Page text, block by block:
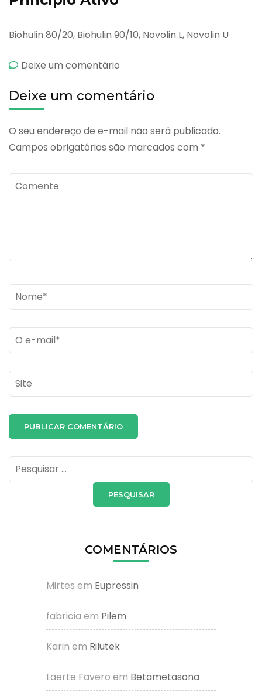
Biohulin 80/20, Biohulin 90/10, Novolin L, Novolin U
Deixe um comentário
Deixe um comentário
O seu endereço de e-mail não será publicado.
Campos obrigatórios são marcados com *
Comente
Name*
Email *
Site
Pesquisar
por:
COMENTÁRIOS
Mirtes em Eupressin
fabricia em Pilem
Karin em Rilutek
Laerte Favero em Betametasona